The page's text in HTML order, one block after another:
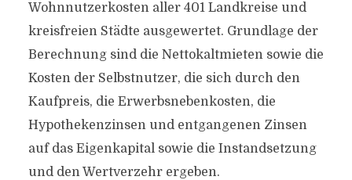
Wohnnutzerkosten aller 401 Landkreise und
kreisfreien Städte ausgewertet. Grundlage der
Berechnung sind die Nettokaltmieten sowie die
Kosten der Selbstnutzer, die sich durch den
Kaufpreis, die Erwerbsnebenkosten, die
Hypothekenzinsen und entgangenen Zinsen
auf das Eigenkapital sowie die Instandsetzung
und den Wertverzehr ergeben.